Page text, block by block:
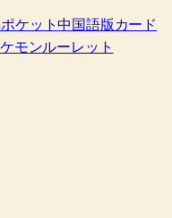
ポケット中国語版カード
モンルーレット